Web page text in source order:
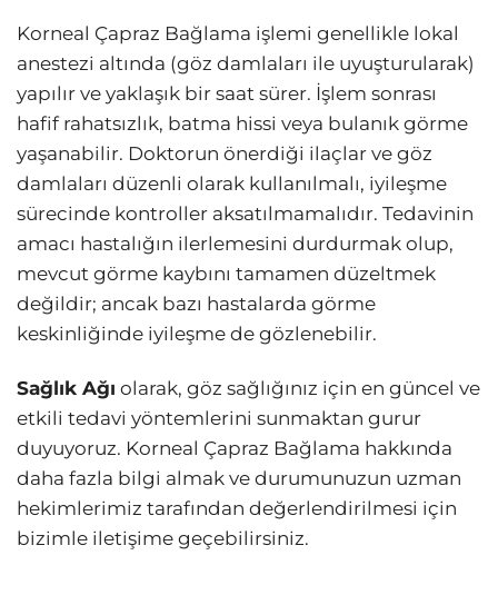
Korneal Çapraz Bağlama işlemi genellikle lokal
anestezi altında (göz damlaları ile uyuşturularak)
yapılır ve yaklaşık bir saat sürer. İşlem sonrası
hafif rahatsızlık, batma hissi veya bulanık görme
yaşanabilir. Doktorun önerdiği ilaçlar ve göz
damlaları düzenli olarak kullanılmalı, iyileşme
sürecinde kontroller aksatılmamalıdır. Tedavinin
amacı hastalığın ilerlemesini durdurmak olup,
mevcut görme kaybını tamamen düzeltmek
değildir; ancak bazı hastalarda görme
keskinliğinde iyileşme de gözlenebilir.
Sağlık Ağı olarak, göz sağlığınız için en güncel ve
etkili tedavi yöntemlerini sunmaktan gurur
duyuyoruz. Korneal Çapraz Bağlama hakkında
daha fazla bilgi almak ve durumunuzun uzman
hekimlerimiz tarafından değerlendirilmesi için
bizimle iletişime geçebilirsiniz.